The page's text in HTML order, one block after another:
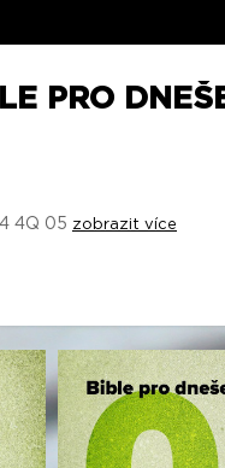
PRO
4Q 05 zobrazit více